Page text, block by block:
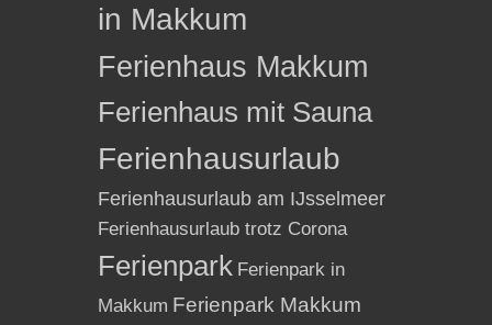
in Makkum
Ferienhaus Makkum
Ferienhaus mit Sauna
Ferienhausurlaub
Ferienhausurlaub am IJsselmeer
Ferienhausurlaub trotz Corona
Ferienpark Ferienpark in
Makkum Ferienpark Makkum